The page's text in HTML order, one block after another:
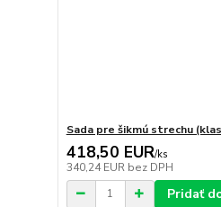
Sada pre šikmú strechu
418,50 EUR/ks
340,24 EUR bez DPH
Pridať